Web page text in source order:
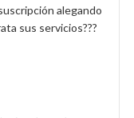
alegando
sus servicios???